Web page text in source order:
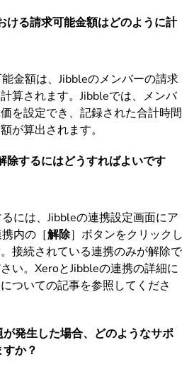
ける請求可能金額はどのように計
金額は、Jibbleのメンバーの請求
算されます。Jibbleでは、メンバ
を設定でき、記録された合計時間
が算出されます。
除するにはどうすればよいです
には、Jibbleの連携設定画面にア
内の［解除］ボタンをクリックし
接続されている連携のみが解除で
い。 XeroとJibbleの連携の詳細に
についての記事を参照してくださ
発生した場合、どのようなサポ
か？